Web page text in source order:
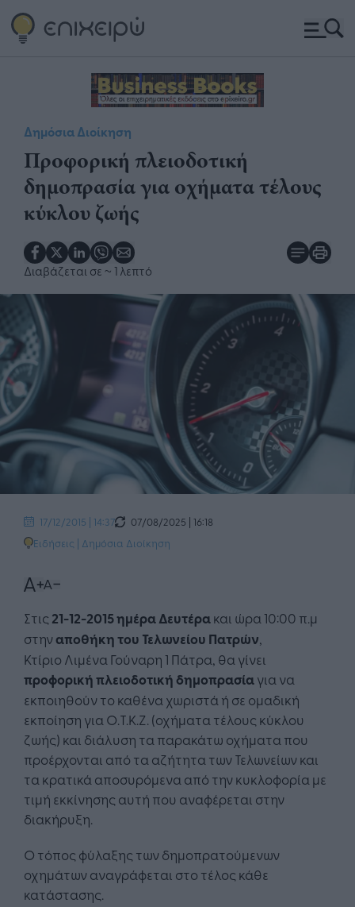
Δημόσια Διοίκηση
Προφορική πλειοδοτική
δημοπρασία για οχήματα τέλους
κύκλου ζωής
Διαβάζεται σε ~ 1 λεπτό
17/12/2015 | 14:37
07/08/2025 | 16:18
Ειδήσεις | Δημόσια Διοίκηση
Στις 21-12-2015 ημέρα Δευτέρακαι ώρα 10:00 π.μ
στηναποθήκη του Τελωνείου Πατρών,
Κτίριο Λιμένα Γούναρη 1 Πάτρα, θα γίνει
προφορική πλειοδοτική δημοπρασίαγια να
εκποιηθούν το καθένα χωριστά ή σε ομαδική
εκποίηση για Ο.Τ.Κ.Ζ. (οχήματα τέλους κύκλου
ζωής) και διάλυση τα παρακάτω οχήματα που
προέρχονται από τα αζήτητα των Τελωνείων και
τα κρατικά αποσυρόμενα από την κυκλοφορία με
τιμή εκκίνησης αυτή που αναφέρεται στην
διακήρυξη.
Ο τόπος φύλαξης των δημοπρατούμενων
οχημάτων αναγράφεται στο τέλος κάθε
κατάστασης.